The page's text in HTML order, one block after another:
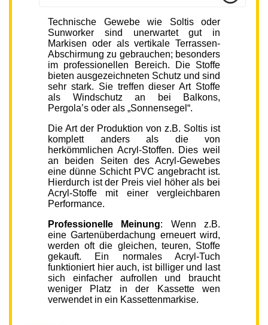
Technische Gewebe wie Soltis oder
Sunworker sind unerwartet gut in
Markisen oder als vertikale Terrassen-
Abschirmung zu gebrauchen; besonders
im professionellen Bereich. Die Stoffe
bieten ausgezeichneten Schutz und sind
sehr stark. Sie treffen dieser Art Stoffe
als Windschutz an bei Balkons,
Pergola’s oder als „Sonnensegel“.
Die Art der Produktion von z.B. Soltis ist
komplett anders als die von
herkömmlichen Acryl-Stoffen. Dies weil
an beiden Seiten des Acryl-Gewebes
eine dünne Schicht PVC angebracht ist.
Hierdurch ist der Preis viel höher als bei
Acryl-Stoffe mit einer vergleichbaren
Performance.
Professionelle Meinung: Wenn z.B.
eine Gartenüberdachung erneuert wird,
werden oft die gleichen, teuren, Stoffe
gekauft. Ein normales Acryl-Tuch
funktioniert hier auch, ist billiger und last
sich einfacher aufrollen und braucht
weniger Platz in der Kassette wen
verwendet in ein Kassettenmarkise.